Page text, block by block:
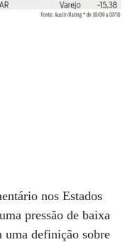
nos Estados
pressão de baixa
uma definição sobre